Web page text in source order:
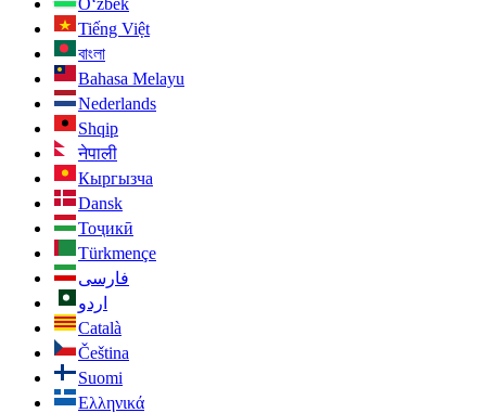
O‘zbek
Tiếng Việt
বাংলা
Bahasa Melayu
Nederlands
Shqip
नेपाली
Кыргызча
Dansk
Тоҷикӣ
Türkmençe
فارسی
اردو
Català
Čeština
Suomi
Ελληνικά